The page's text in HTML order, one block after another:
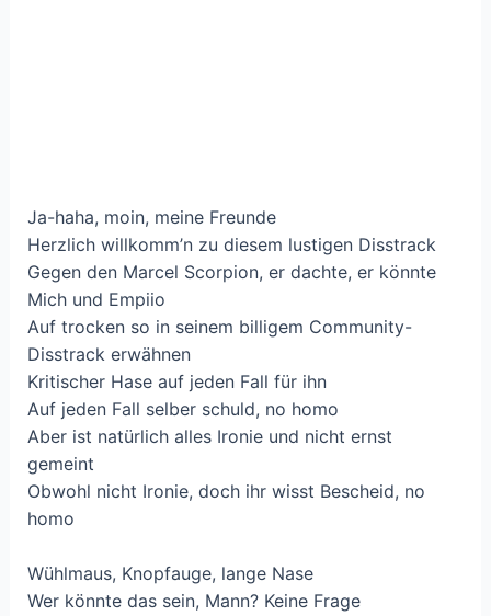
Ja-haha, moin, meine Freunde
Herzlich willkomm’n zu diesem lustigen Disstrack
Gegen den Marcel Scorpion, er dachte, er könnte
Mich und Empiio
Auf trocken so in seinem billigem Community-
Disstrack erwähnen
Kritischer Hase auf jeden Fall für ihn
Auf jeden Fall selber schuld, no homo
Aber ist natürlich alles Ironie und nicht ernst
gemeint
Obwohl nicht Ironie, doch ihr wisst Bescheid, no
homo
Wühlmaus, Knopfauge, lange Nase
Wer könnte das sein, Mann? Keine Frage